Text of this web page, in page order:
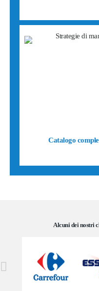
Catalogo
Alcuni dei nostri